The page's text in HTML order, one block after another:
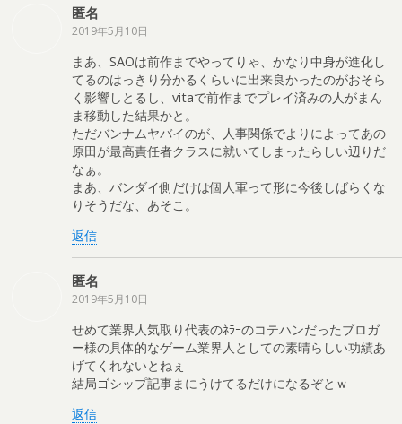
匿名
2019年5月10日
まあ、SAOは前作までやってりゃ、かなり中身が進化し
てるのはっきり分かるくらいに出来良かったのがおそら
く影響しとるし、vitaで前作までプレイ済みの人がまん
ま移動した結果かと。
ただバンナムヤバイのが、人事関係でよりによってあの
原田が最高責任者クラスに就いてしまったらしい辺りだ
なぁ。
まあ、バンダイ側だけは個人軍って形に今後しばらくな
りそうだな、あそこ。
返信
匿名
2019年5月10日
せめて業界人気取り代表のﾈﾗｰのコテハンだったブロガ
ー様の具体的なゲーム業界人としての素晴らしい功績あ
げてくれないとねぇ
結局ゴシップ記事まにうけてるだけになるぞとｗ
返信